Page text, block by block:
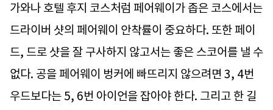
가와나 호텔 후지 코스처럼 페어웨이가 좁은 코스에서는
드라이버 샷의 페어웨이 안착률이 중요하다. 또한 페이
드, 드로 샷을 잘 구사하지 않고서는 좋은 스코어를 낼 수
없다. 공을 페어웨이 벙커에 빠뜨리지 않으려면 3, 4번
우드보다는 5, 6번 아이언을 잡아야 한다. 그리고 한 길